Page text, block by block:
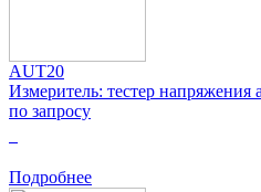
AUT20
Измеритель: тестер
по запросу
Подробнее